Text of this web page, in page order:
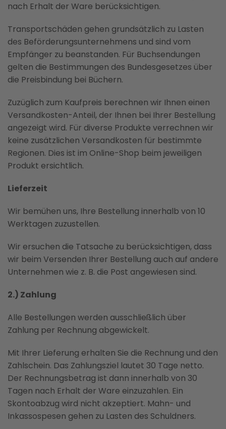
nach Erhalt der Ware berücksichtigen.
Transportschäden gehen grundsätzlich zu Lasten
des Beförderungsunternehmens und sind vom
Empfänger zu beanstanden. Für Buchsendungen
gelten die Bestimmungen des Bundesgesetzes über
die Preisbindung bei Büchern.
Zuzüglich zum Kaufpreis berechnen wir Ihnen einen
Versandkosten-Anteil, der Ihnen bei Ihrer Bestellung
angezeigt wird. Für diverse Produkte verrechnen wir
keine zusätzlichen Versandkosten für bestimmte
Regionen. Dies ist im Online-Shop beim jeweiligen
Produkt ersichtlich.
Lieferzeit
Wir bemühen uns, Ihre Bestellung innerhalb von 10
Werktagen zuzustellen.
Wir ersuchen die Tatsache zu berücksichtigen, dass
wir beim Versenden Ihrer Bestellung auch auf andere
Unternehmen wie z. B. die Post angewiesen sind.
2.) Zahlung
Alle Bestellungen werden ausschließlich über
Zahlung per Rechnung abgewickelt.
Mit Ihrer Lieferung erhalten Sie die Rechnung und den
Zahlschein. Das Zahlungsziel lautet 30 Tage netto.
Der Rechnungsbetrag ist dann innerhalb von 30
Tagen nach Erhalt der Ware einzuzahlen. Ein
Skontoabzug wird nicht akzeptiert. Mahn- und
Inkassospesen gehen zu Lasten des Schuldners.